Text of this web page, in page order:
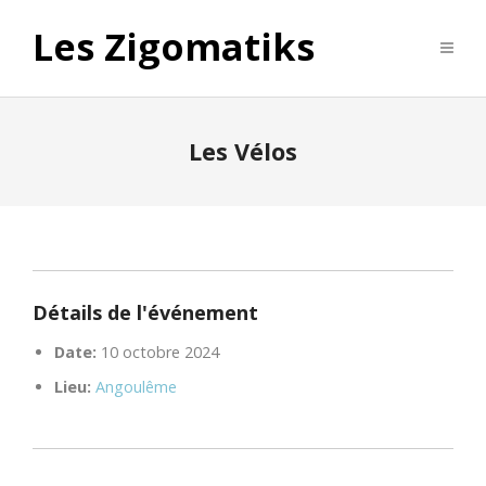
Les Zigomatiks
Les Vélos
Détails de l'événement
Date: 10 octobre 2024
Lieu: Angoulême